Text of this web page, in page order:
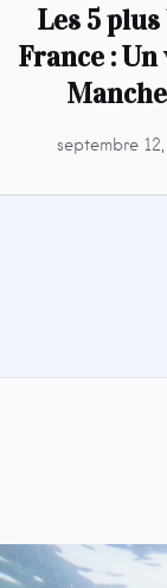
Les 5
France :
septembre